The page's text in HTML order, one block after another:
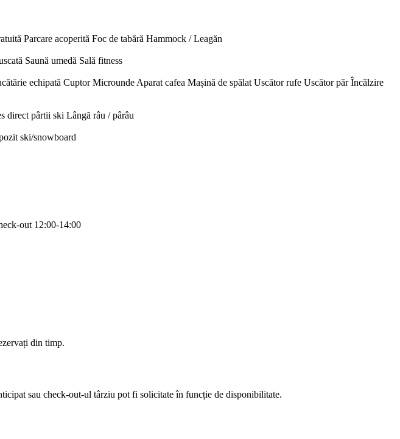
Parcare acoperită Foc de tabără Hammock / Leagăn
Saună umedă Sală fitness
echipată Cuptor Microunde Aparat cafea Mașină de spălat Uscător rufe Uscător păr Încălzire
direct pârtii ski Lângă râu / pârâu
ski/snowboard
out 12:00-14:00
din timp.
sau check-out-ul târziu pot fi solicitate în funcție de disponibilitate.